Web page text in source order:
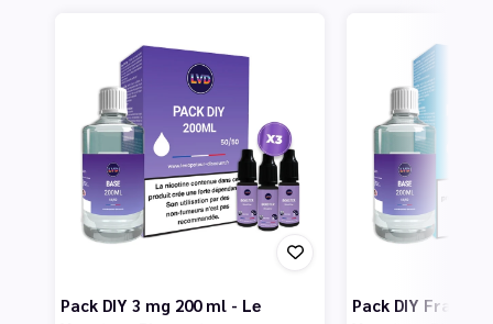
Pack DIY 3 mg 200 ml - Le
Pack DIY Frais 3